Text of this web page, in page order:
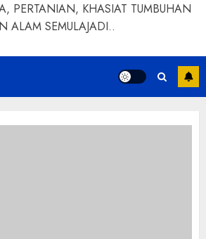
PERTANIAN, KHASIAT TUMBUHAN
ALAM SEMULAJADI..